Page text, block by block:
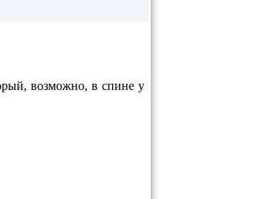
возможно, в спине у